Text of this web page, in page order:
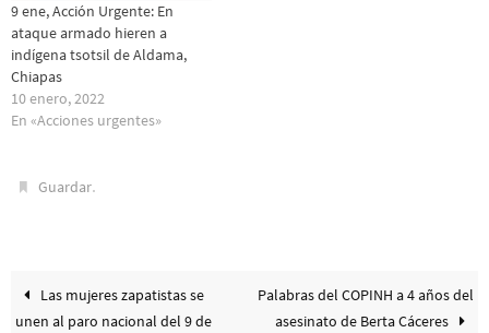
9 ene, Acción Urgente: En
ataque armado hieren a
indígena tsotsil de Aldama,
Chiapas
10 enero, 2022
En «Acciones urgentes»
Guardar.
Las mujeres zapatistas se
unen al paro nacional del 9 de
Palabras del COPINH a 4 años del
asesinato de Berta Cáceres